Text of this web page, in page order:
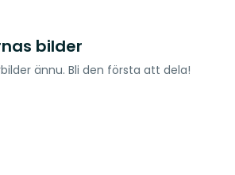
bilder
ännu. Bli den första att dela!